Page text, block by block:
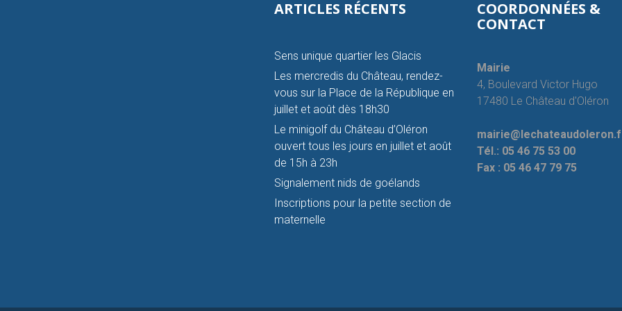
ARTICLES RÉCENTS
Sens unique quartier les Glacis
Les mercredis du Château, rendez-
vous sur la Place de la République en
juillet et août dès 18h30
Le minigolf du Château d’Oléron
ouvert tous les jours en juillet et août
de 15h à 23h
Signalement nids de goélands
Inscriptions pour la petite section de
maternelle
COORDONNÉES &
CONTACT
Mairie
4, Boulevard Victor Hugo
17480 Le Château d'Oléron
Tél.: 05 46 75 53 00
Fax : 05 46 47 79 75